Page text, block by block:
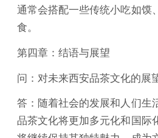
通常会搭配一些传统小吃如馍
食。
第四章：结语与展望
问：对未来西安品茶文化的展
答：随着社会的发展和人们生
品茶文化将更加多元化和国际